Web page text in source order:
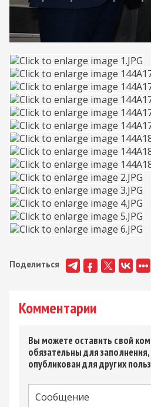
Поделиться
Комментарии
Вы можете оставить свой
обязательны для
опубликован для других